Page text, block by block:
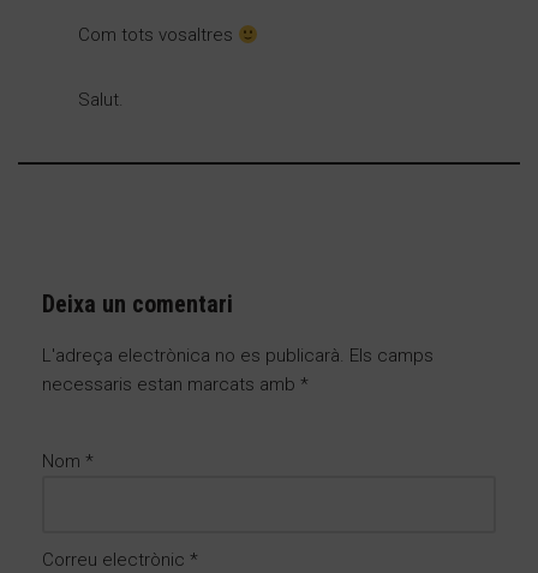
Com tots vosaltres
Salut.
Deixa un comentari
L'adreça electrònica no es publicarà. Els camps
necessaris estan marcats amb *
Nom *
Correu electrònic *